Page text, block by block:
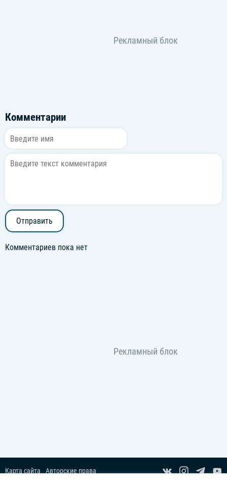
Комментарии
Отправить
Комментариев пока нет
Карта сайта
Авторские права